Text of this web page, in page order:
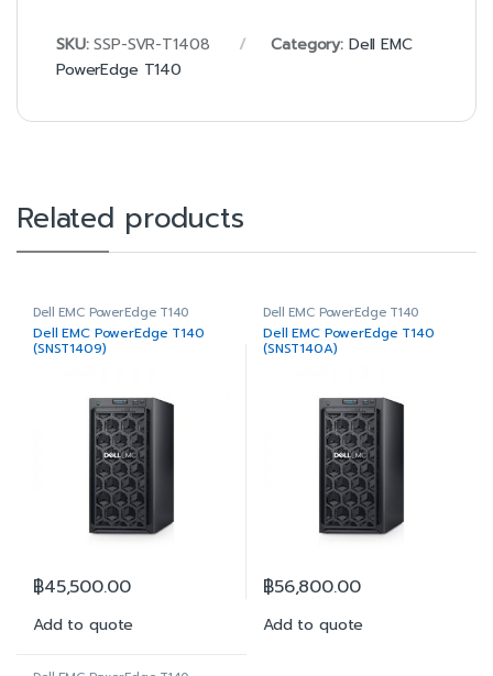
SKU:SSP-SVR-T1408 Category: Dell EMC
PowerEdge T140
Related products
Dell EMC PowerEdge T140
Dell EMC PowerEdge T140
(SNST1409)
฿45,500.00
Add to quote
Dell EMC PowerEdge T140
Dell EMC PowerEdge T140
(SNST140A)
฿56,800.00
Add to quote